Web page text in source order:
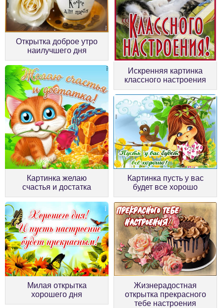
Открытка доброе утро
наилучшего дня
Искренняя картинка
классного настроения
Картинка желаю
счастья и достатка
Картинка пусть у вас
будет все хорошо
Милая открытка
хорошего дня
Жизнерадостная
открытка прекрасного
тебе настроения